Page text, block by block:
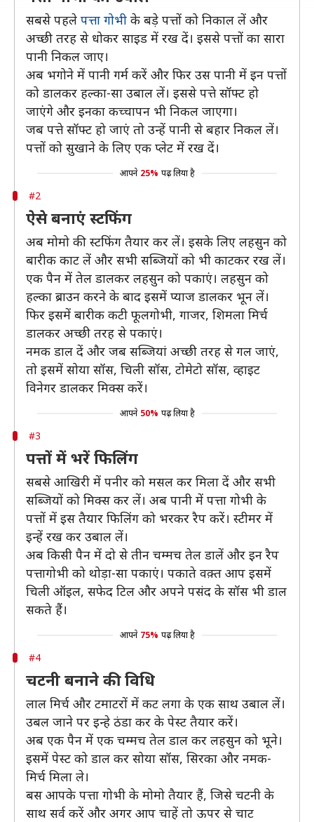
सबसे पहले पत्ता गोभी के बड़े पत्तों को निकाल लें और
अच्छी तरह से धोकर साइड में रख दें। इससे पत्तों का सारा
पानी निकल जाए।
अब भगोने में पानी गर्म करें और फिर उस पानी में इन पत्तों
को डालकर हल्का-सा उबाल लें। इससे पत्ते सॉफ्ट हो
जाएंगे और इनका कच्चापन भी निकल जाएगा।
जब पत्ते सॉफ्ट हो जाएं तो उन्हें पानी से बहार निकल लें।
पत्तों को सुखाने के लिए एक प्लेट में रख दें।
आपने 25% पढ़ लिया है
#2
ऐसे बनाएं स्टफिंग
अब मोमो की स्टफिंग तैयार कर लें। इसके लिए लहसुन को
बारीक काट लें और सभी सब्जियों को भी काटकर रख लें।
एक पैन में तेल डालकर लहसुन को पकाएं। लहसुन को
हल्का ब्राउन करने के बाद इसमें प्याज डालकर भून लें।
फिर इसमें बारीक कटी फूलगोभी, गाजर, शिमला मिर्च
डालकर अच्छी तरह से पकाएं।
नमक डाल दें और जब सब्जियां अच्छी तरह से गल जाएं,
तो इसमें सोया सॉस, चिली सॉस, टोमेटो सॉस, व्हाइट
विनेगर डालकर मिक्स करें।
आपने 50% पढ़ लिया है
#3
पत्तों में भरें फिलिंग
सबसे आखिरी में पनीर को मसल कर मिला दें और सभी
सब्जियों को मिक्स कर लें। अब पानी में पत्ता गोभी के
पत्तों में इस तैयार फिलिंग को भरकर रैप करें। स्टीमर में
इन्हें रख कर उबाल लें।
अब किसी पैन में दो से तीन चम्मच तेल डालें और इन रैप
पत्तागोभी को थोड़ा-सा पकाएं। पकाते वक़्त आप इसमें
चिली ऑइल, सफेद टिल और अपने पसंद के सॉस भी डाल
सकते हैं।
आपने 75% पढ़ लिया है
#4
चटनी बनाने की विधि
लाल मिर्च और टमाटरों में कट लगा के एक साथ उबाल लें।
उबल जाने पर इन्हे ठंडा कर के पेस्ट तैयार करें।
अब एक पैन में एक चम्मच तेल डाल कर लहसुन को भूने।
इसमें पेस्ट को डाल कर सोया सॉस, सिरका और नमक-
मिर्च मिला ले।
बस आपके पत्ता गोभी के मोमो तैयार हैं, जिसे चटनी के
साथ सर्व करें और अगर आप चाहें तो ऊपर से चाट